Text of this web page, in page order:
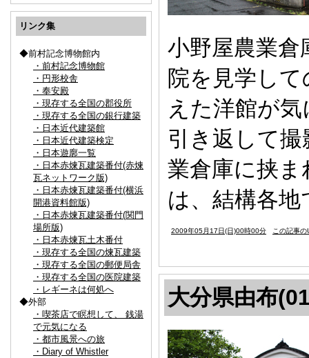
リンク集
◆前村記念博物館内
・前村記念博物館
・円形校舎
・奉安殿
・現存する全国の郡役所
・現存する全国の銀行建築
・日本近代建築館
・日本近代建築検定
・日本遊廓一覧
・日本赤煉瓦建築番付(赤煉
瓦ネットワーク版)
・日本赤煉瓦建築番付(横浜
開港資料館版)
・日本赤煉瓦建築番付(関門
場所版)
・日本赤煉瓦土木番付
・現存する全国の煉瓦建築
・現存する全国の郵便局舎
・現存する全国の医院建築
・レギーネは何処へ
◆外部
・喫茶店で瞑想して、 銭湯
で元気になる
・都市風景への旅
・Diary of Whistler
小野屋農業倉
院を見学し
えた洋館が
引き返して
業倉庫に挟
は、結構各
2009年05月17日(日)00時00分 この記事の
大分県由布